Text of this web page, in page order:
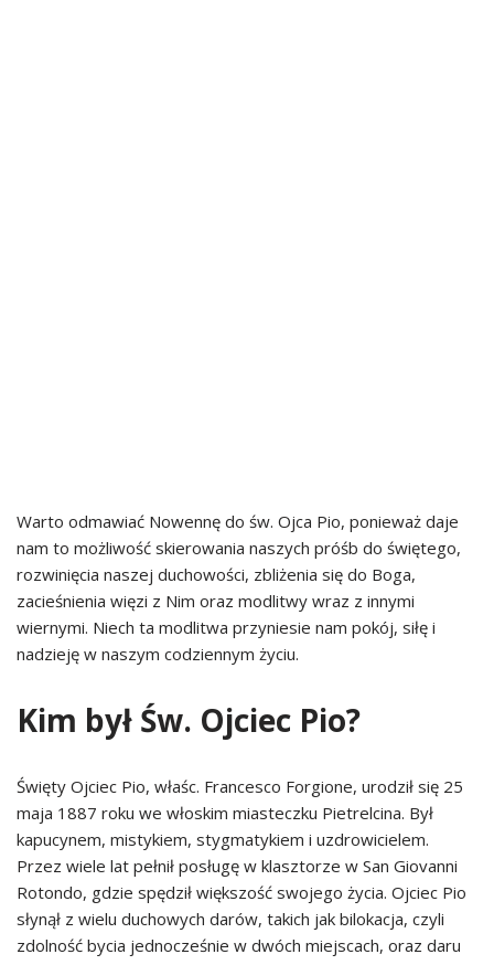
Warto odmawiać Nowennę do św. Ojca Pio, ponieważ daje
nam to możliwość skierowania naszych próśb do świętego,
rozwinięcia naszej duchowości, zbliżenia się do Boga,
zacieśnienia więzi z Nim oraz modlitwy wraz z innymi
wiernymi. Niech ta modlitwa przyniesie nam pokój, siłę i
nadzieję w naszym codziennym życiu.
Kim był Św. Ojciec Pio?
Święty Ojciec Pio, właśc. Francesco Forgione, urodził się 25
maja 1887 roku we włoskim miasteczku Pietrelcina. Był
kapucynem, mistykiem, stygmatykiem i uzdrowicielem.
Przez wiele lat pełnił posługę w klasztorze w San Giovanni
Rotondo, gdzie spędził większość swojego życia. Ojciec Pio
słynął z wielu duchowych darów, takich jak bilokacja, czyli
zdolność bycia jednocześnie w dwóch miejscach, oraz daru